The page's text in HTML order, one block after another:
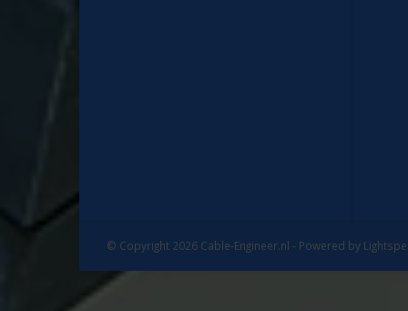
© Copyright 2026 Cable-Engineer.nl - Powered by